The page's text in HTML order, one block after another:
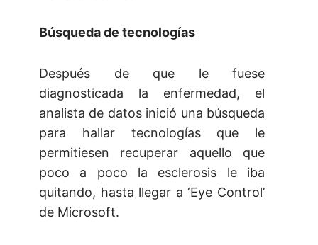
Búsqueda de tecnologías
Después de que le fuese
diagnosticada la enfermedad, el
analista de datos inició una búsqueda
para hallar tecnologías que le
permitiesen recuperar aquello que
poco a poco la esclerosis le iba
quitando, hasta llegar a ‘Eye Control’
de Microsoft.